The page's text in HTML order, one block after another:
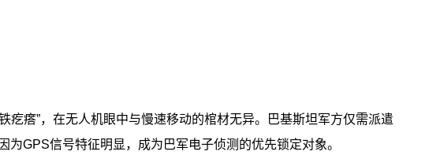
疙瘩”，在无人机眼中与慢速移动的棺材无异。巴基斯坦军方仅需派遣
GPS信号特征明显，成为巴军电子侦测的优先锁定对象。